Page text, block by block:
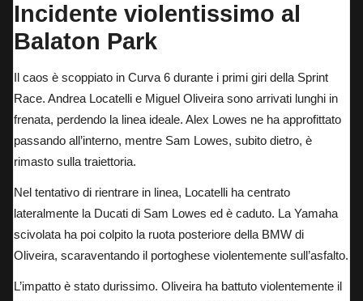
Incidente violentissimo al
Balaton Park
Il caos è scoppiato in Curva 6 durante i primi giri della Sprint
Race. Andrea Locatelli e Miguel Oliveira sono arrivati lunghi in
frenata, perdendo la linea ideale. Alex Lowes ne ha approfittato
passando all’interno, mentre Sam Lowes, subito dietro, è
rimasto sulla traiettoria.
Nel tentativo di rientrare in linea, Locatelli ha centrato
lateralmente la Ducati di Sam Lowes ed è caduto. La Yamaha
scivolata ha poi colpito la ruota posteriore della BMW di
Oliveira, scaraventando il portoghese violentemente sull’asfalto.
L’impatto è stato durissimo. Oliveira ha battuto violentemente il